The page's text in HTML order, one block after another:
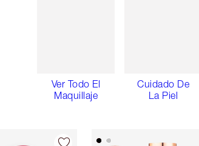
Ver Todo El
Maquillaje
Cuidado De
La Piel